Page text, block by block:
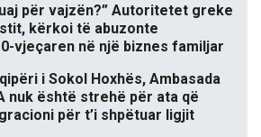
për vajzën?” Autoritetet greke
kërkoi të abuzonte
vjeçaren në një biznes familjar
i Sokol Hoxhës, Ambasada
nuk është strehë për ata që
për t’i shpëtuar ligjit